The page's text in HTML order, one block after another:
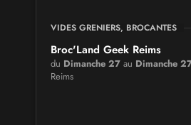
VIDES GRENIERS, BROCANTES
Broc'Land Geek Reims
du Dimanche 27 au Dimanche
Reims